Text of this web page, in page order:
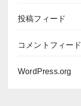
投稿フィード
コメントフィード
WordPress.org